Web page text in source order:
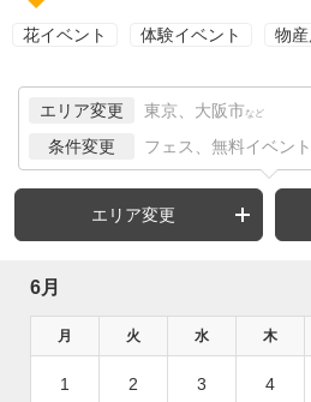
花イベント 体験イベント 物
エリア変更 東京、大阪市 など
条件変更 フェス、無料イベント
エリア変更
6月
月 火 水 木
1 2 3 4